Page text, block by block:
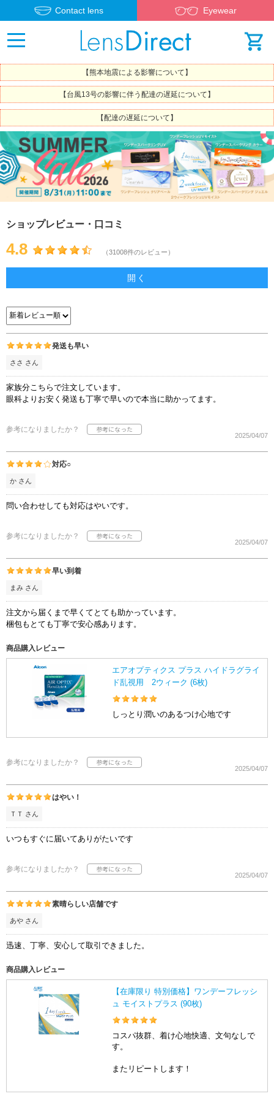
Contact lens Eyewear
【熊本地震による影響について】
【台風13号の影響に伴う配達の遅延について】
【配達の遅延について】
ショップレビュー・口コミ
4.8 （31008件のレビュー）
開く
発送も早い
ささ さん
家族分こちらで注文しています。
眼科よりお安く発送も丁寧で早いので本当に助かってます。
参考になりましたか？
2025/04/07
対応○
か さん
問い合わせしても対応はやいです。
参考になりましたか？
2025/04/07
早い到着
まみ さん
注文から届くまで早くてとても助かっています。
梱包もとても丁寧で安心感あります。
商品購入レビュー
エアオプティクス プラス ハイドラグライ
ド乱視用 2ウィーク (6枚)
しっとり潤いのあるつけ心地です
参考になりましたか？
2025/04/07
はやい！
ＴＴ さん
いつもすぐに届いてありがたいです
参考になりましたか？
2025/04/07
素晴らしい店舗です
あや さん
迅速、丁寧、安心して取引できました。
商品購入レビュー
【在庫限り 特別価格】ワンデーフレッシ
ュ モイストプラス (90枚)
コスパ抜群、着け心地快適、文句なしで
す。
またリピートします！